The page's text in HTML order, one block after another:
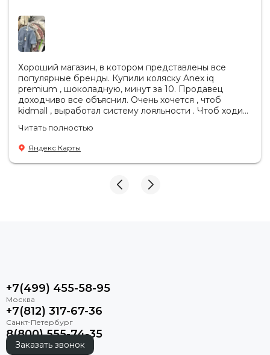
Наши сиденья оснащены интегрированными зонами
защиты от ударов на боковых валиках, которые
оптимизируют защиту от боковых ударов.
Съемные чехлы
Наш чехол съемный, его можно стирать в стиральной
машине и легко надевать обратно.
Сделано в Германии
Хороший магазин, в котором представлены все
популярные бренды. Купили коляску Anex iq
premium , шоколадную, минут за 10. Продавец
доходчиво все объяснил. Очень хочется , чтоб
kidmall , выработал систему лояльности . Чтоб ходить
Читать полностью
Яндекс Карты
+7(499) 455-58-95
+7(812) 317-67-36
8(800) 555-74-35
Заказать звонок